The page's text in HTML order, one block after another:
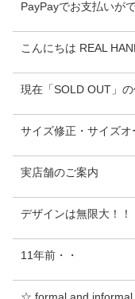
PayPayでお支払いが
こんにちは REAL
現在「SOLD OUT」
サイズ修正・サイズ
実店舗のご案内
デザインは無限大！！
11年前・・